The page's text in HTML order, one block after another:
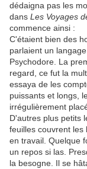
dédaigna pas les
dans Les Voyages
commence ainsi :
C'étaient bien des
parlaient un
Psychodore. La
regard, ce fut la
essaya de les
puissants et longs,
irrégulièrement
D'autres plus petits
feuilles couvrent les
en travail. Quelque
un repos si las.
la besogne. Il se